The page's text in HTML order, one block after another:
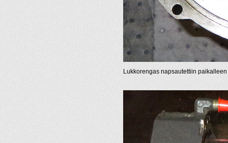
Lukkorengas napsautettiin